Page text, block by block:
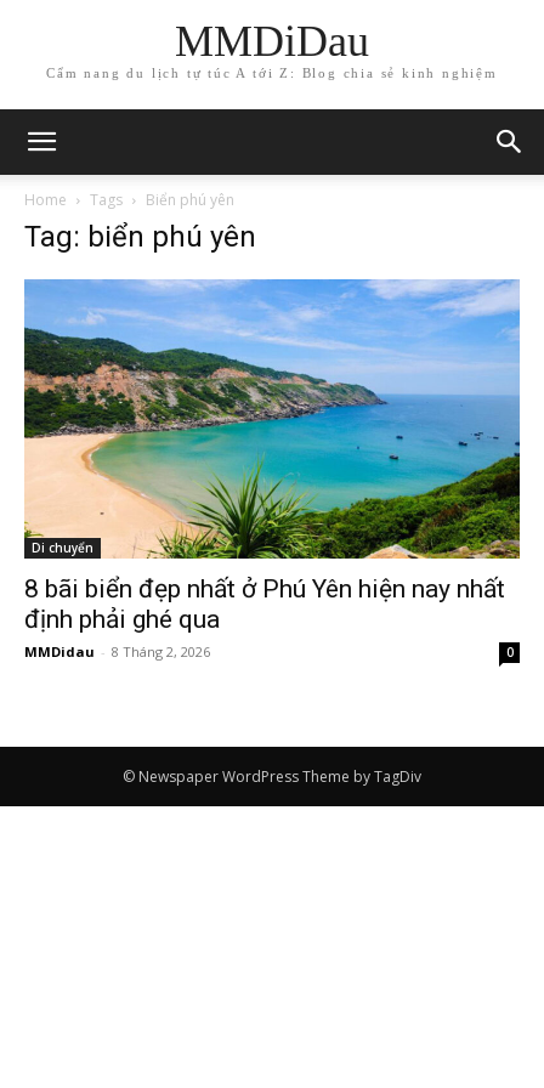
MMDiDau
Cẩm nang du lịch tự túc A tới Z: Blog chia sẻ kinh nghiệm
Home Tags Biển phú yên
Tag: biển phú yên
Di chuyển
8 bãi biển đẹp nhất ở Phú Yên hiện nay nhất
định phải ghé qua
MMDidau - 8 Tháng 2, 2026 0
© Newspaper WordPress Theme by TagDiv